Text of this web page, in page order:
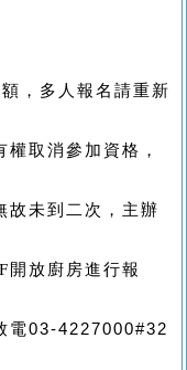
，多人報名請重新
取消參加資格，
故未到二次，主辦
開放廚房進行報
電03-4227000#32